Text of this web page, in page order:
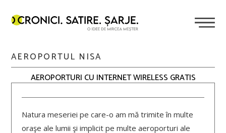
AEROPORTUL NISA
AEROPORTURI CU INTERNET WIRELESS GRATIS
Natura meseriei pe care-o am mă trimite în multe
oraşe ale lumii şi implicit pe multe aeroporturi ale